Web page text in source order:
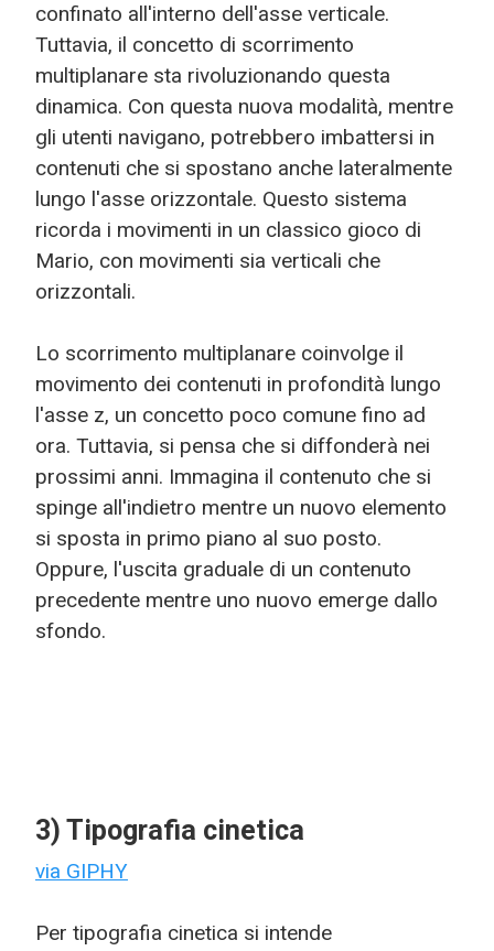
confinato all'interno dell'asse verticale.
Tuttavia, il concetto di scorrimento
multiplanare sta rivoluzionando questa
dinamica. Con questa nuova modalità, mentre
gli utenti navigano, potrebbero imbattersi in
contenuti che si spostano anche lateralmente
lungo l'asse orizzontale. Questo sistema
ricorda i movimenti in un classico gioco di
Mario, con movimenti sia verticali che
orizzontali.
Lo scorrimento multiplanare coinvolge il
movimento dei contenuti in profondità lungo
l'asse z, un concetto poco comune fino ad
ora. Tuttavia, si pensa che si diffonderà nei
prossimi anni. Immagina il contenuto che si
spinge all'indietro mentre un nuovo elemento
si sposta in primo piano al suo posto.
Oppure, l'uscita graduale di un contenuto
precedente mentre uno nuovo emerge dallo
sfondo.
3) Tipografia cinetica
via GIPHY
Per tipografia cinetica si intende